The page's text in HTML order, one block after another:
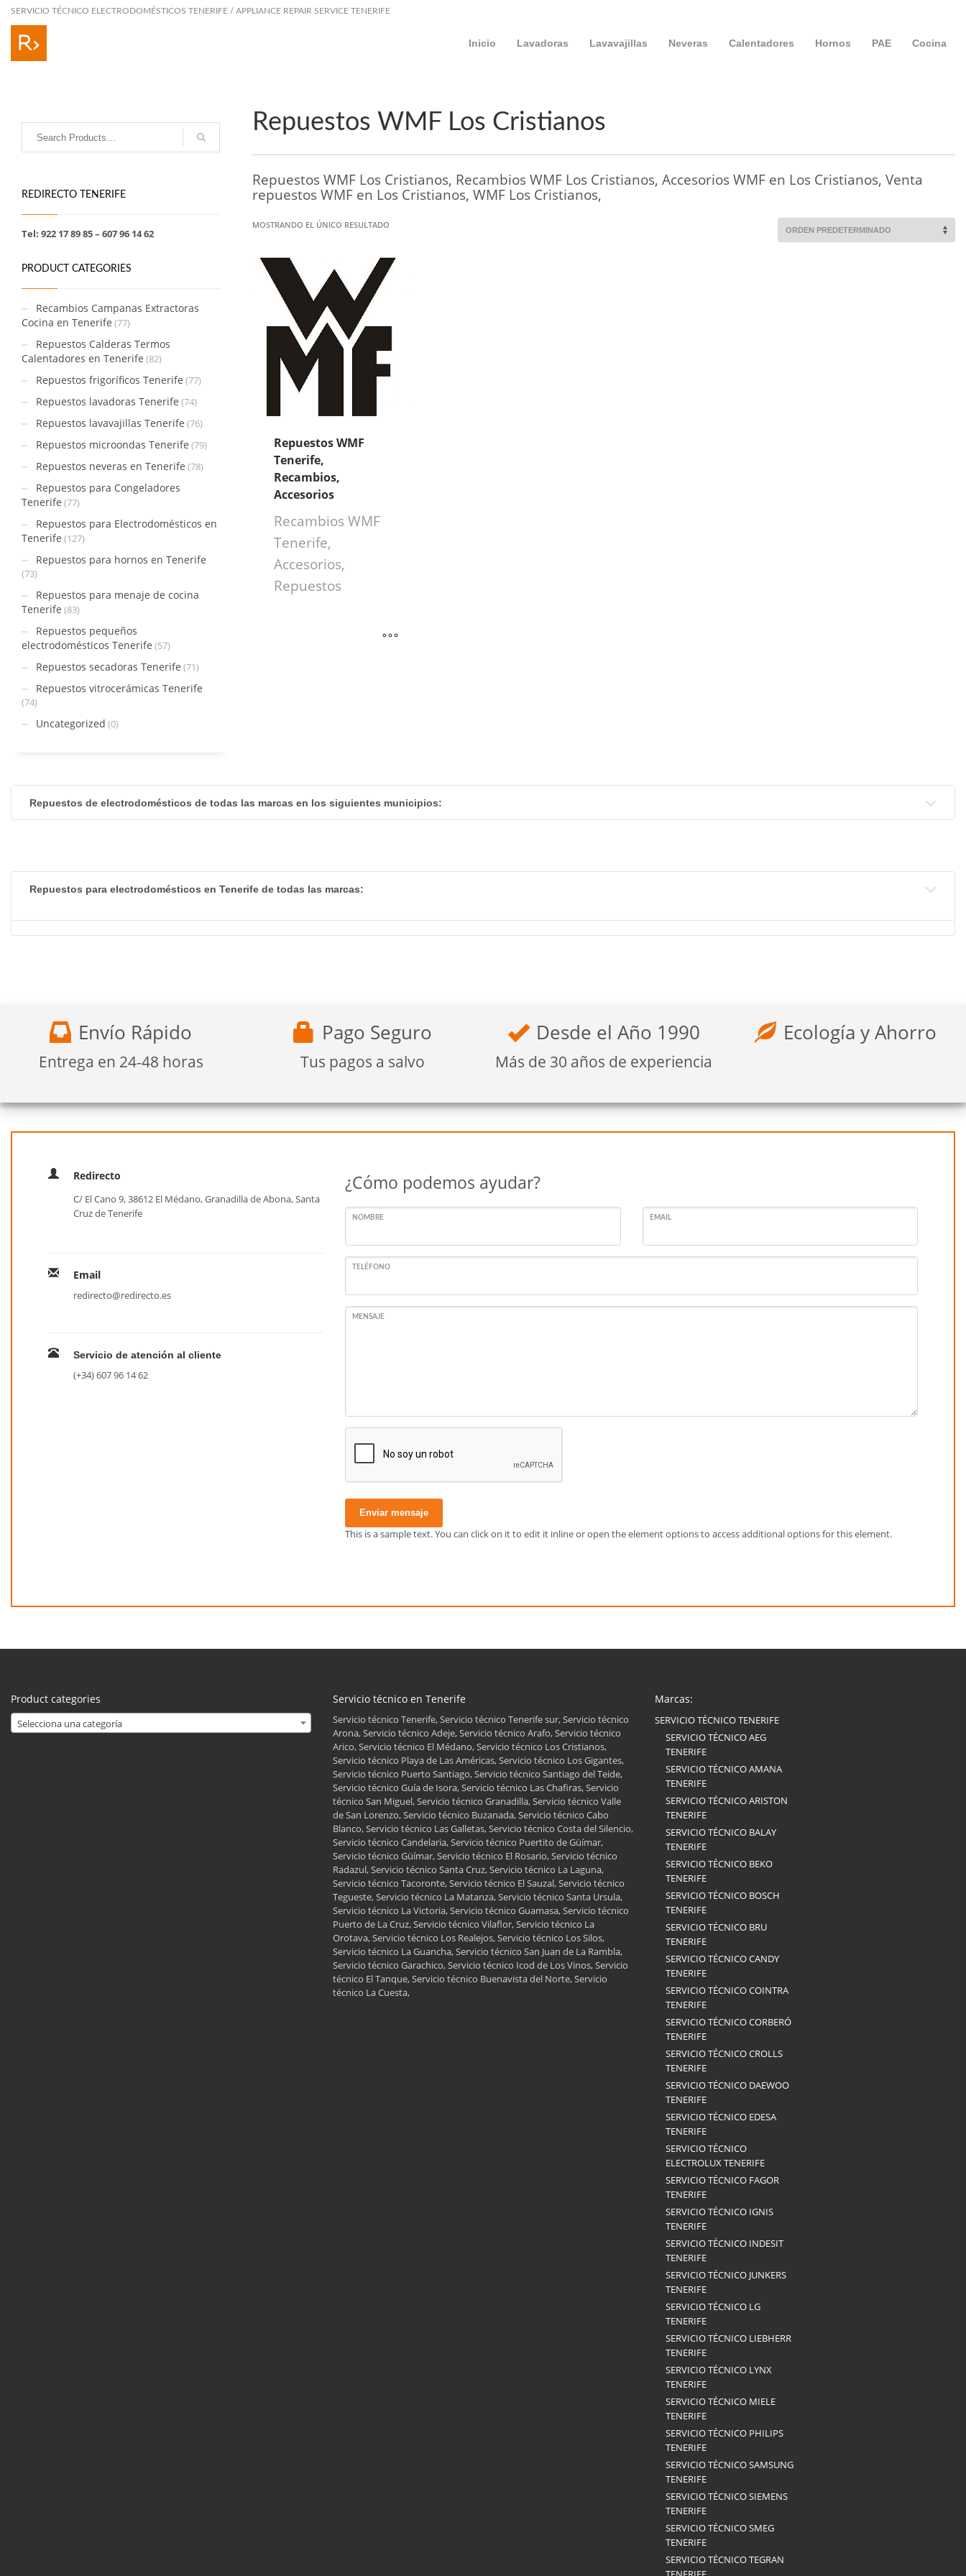
SERVICIO TÉCNICO ELECTRODOMÉSTICOS TENERIFE / APPLIANCE REPAIR SERVICE TENERIFE
Inicio Lavadoras Lavavajillas Neveras Calentadores Hornos PAE Cocina
Repuestos WMF Los Cristianos
Repuestos WMF Los Cristianos, Recambios WMF Los Cristianos, Accesorios WMF en Los Cristianos, Venta
repuestos WMF en Los Cristianos, WMF Los Cristianos,
MOSTRANDO EL ÚNICO RESULTADO
Repuestos WMF
Tenerife,
Recambios,
Accesorios
Recambios WMF
Tenerife,
Accesorios,
Repuestos
REDIRECTO TENERIFE
Tel: 922 17 89 85 – 607 96 14 62
PRODUCT CATEGORIES
Recambios Campanas Extractoras
Cocina en Tenerife (77)
Repuestos Calderas Termos
Calentadores en Tenerife (82)
Repuestos frigoríficos Tenerife (77)
Repuestos lavadoras Tenerife (74)
Repuestos lavavajillas Tenerife (76)
Repuestos microondas Tenerife (79)
Repuestos neveras en Tenerife (78)
Repuestos para Congeladores
Tenerife (77)
Repuestos para Electrodomésticos en
Tenerife (127)
Repuestos para hornos en Tenerife
(73)
Repuestos para menaje de cocina
Tenerife (83)
Repuestos pequeños
electrodomésticos Tenerife (57)
Repuestos secadoras Tenerife (71)
Repuestos vitrocerámicas Tenerife
(74)
Uncategorized (0)
Repuestos de electrodomésticos de todas las marcas en los siguientes municipios:
Repuestos para electrodomésticos en Tenerife de todas las marcas:
Envío Rápido
Entrega en 24-48 horas
Pago Seguro
Tus pagos a salvo
Desde el Año 1990
Más de 30 años de experiencia
Ecología y Ahorro
Redirecto
C/ El Cano 9, 38612 El Médano, Granadilla de Abona, Santa
Cruz de Tenerife
Email
redirecto@redirecto.es
Servicio de atención al cliente
(+34) 607 96 14 62
¿Cómo podemos ayudar?
NOMBRE EMAIL
TELÉFONO
MENSAJE
Enviar mensaje
This is a sample text. You can click on it to edit it inline or open the element options to access additional options for this element.
Product categories
Selecciona una categoría
Servicio técnico en Tenerife
Servicio técnico Tenerife, Servicio técnico Tenerife sur, Servicio técnico
Arona, Servicio técnico Adeje, Servicio técnico Arafo, Servicio técnico
Arico, Servicio técnico El Médano, Servicio técnico Los Cristianos,
Servicio técnico Playa de Las Américas, Servicio técnico Los Gigantes,
Servicio técnico Puerto Santiago, Servicio técnico Santiago del Teide,
Servicio técnico Guía de Isora, Servicio técnico Las Chafiras, Servicio
técnico San Miguel, Servicio técnico Granadilla, Servicio técnico Valle
de San Lorenzo, Servicio técnico Buzanada, Servicio técnico Cabo
Blanco, Servicio técnico Las Galletas, Servicio técnico Costa del Silencio,
Servicio técnico Candelaria, Servicio técnico Puertito de Güímar,
Servicio técnico Güímar, Servicio técnico El Rosario, Servicio técnico
Radazul, Servicio técnico Santa Cruz, Servicio técnico La Laguna,
Servicio técnico Tacoronte, Servicio técnico El Sauzal, Servicio técnico
Tegueste, Servicio técnico La Matanza, Servicio técnico Santa Ursula,
Servicio técnico La Victoria, Servicio técnico Guamasa, Servicio técnico
Puerto de La Cruz, Servicio técnico Vilaflor, Servicio técnico La
Orotava, Servicio técnico Los Realejos, Servicio técnico Los Silos,
Servicio técnico La Guancha, Servicio técnico San Juan de La Rambla,
Servicio técnico Garachico, Servicio técnico Icod de Los Vinos, Servicio
técnico El Tanque, Servicio técnico Buenavista del Norte, Servicio
técnico La Cuesta,
Marcas:
SERVICIO TÉCNICO TENERIFE
SERVICIO TÉCNICO AEG
TENERIFE
SERVICIO TÉCNICO AMANA
TENERIFE
SERVICIO TÉCNICO ARISTON
TENERIFE
SERVICIO TÉCNICO BALAY
TENERIFE
SERVICIO TÉCNICO BEKO
TENERIFE
SERVICIO TÉCNICO BOSCH
TENERIFE
SERVICIO TÉCNICO BRU
TENERIFE
SERVICIO TÉCNICO CANDY
TENERIFE
SERVICIO TÉCNICO COINTRA
TENERIFE
SERVICIO TÉCNICO CORBERÓ
TENERIFE
SERVICIO TÉCNICO CROLLS
TENERIFE
SERVICIO TÉCNICO DAEWOO
TENERIFE
SERVICIO TÉCNICO EDESA
TENERIFE
SERVICIO TÉCNICO
ELECTROLUX TENERIFE
SERVICIO TÉCNICO FAGOR
TENERIFE
SERVICIO TÉCNICO IGNIS
TENERIFE
SERVICIO TÉCNICO INDESIT
TENERIFE
SERVICIO TÉCNICO JUNKERS
TENERIFE
SERVICIO TÉCNICO LG
TENERIFE
SERVICIO TÉCNICO LIEBHERR
TENERIFE
SERVICIO TÉCNICO LYNX
TENERIFE
SERVICIO TÉCNICO MIELE
TENERIFE
SERVICIO TÉCNICO PHILIPS
TENERIFE
SERVICIO TÉCNICO SAMSUNG
TENERIFE
SERVICIO TÉCNICO SIEMENS
TENERIFE
SERVICIO TÉCNICO SMEG
TENERIFE
SERVICIO TÉCNICO TEGRAN